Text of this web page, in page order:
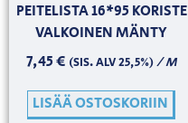
PEITELISTA 16*95 KORISTE
VALKOINEN MÄNTY
7,45€ (SIS. ALV 25,5%)/ M
LISÄÄ OSTOSKORIIN